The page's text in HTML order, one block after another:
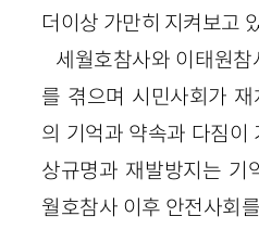
더이상 가만히 지켜보고
세월호참사와 이태원
를 겪으며 시민사회가
의 기억과 약속과 다짐이
상규명과 재발방지는 기
월호참사 이후 안전사회